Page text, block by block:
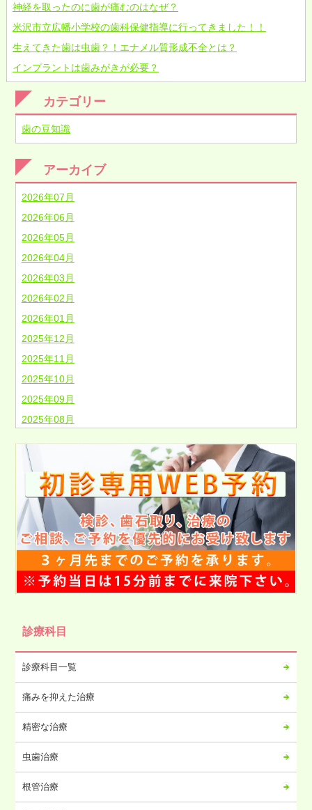
神経を取ったのに歯が痛むのはなぜ？
米沢市立広幡小学校の歯科保健指導に行ってきました！！
生えてきた歯は虫歯？！エナメル質形成不全とは？
インプラントは歯みがきが必要？
カテゴリー
歯の豆知識
アーカイブ
2026年07月
2026年06月
2026年05月
2026年04月
2026年03月
2026年02月
2026年01月
2025年12月
2025年11月
2025年10月
2025年09月
2025年08月
2025年06月
2025年05月
2025年04月
2025年03月
2025年02月
2025年01月
2024年12月
2024年08月
2024年07月
2024年06月
2024年05月
2024年04月
2024年03月
2024年02月
2024年01月
診療科目
診療科目一覧
痛みを抑えた治療
精密な治療
虫歯治療
根管治療